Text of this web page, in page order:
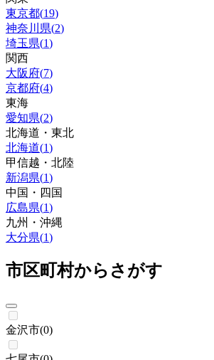
東京都(19)
神奈川県(2)
埼玉県(1)
関西
大阪府(7)
京都府(4)
東海
愛知県(2)
北海道・東北
北海道(1)
甲信越・北陸
新潟県(1)
中国・四国
広島県(1)
九州・沖縄
大分県(1)
市区町村からさがす
金沢市(0)